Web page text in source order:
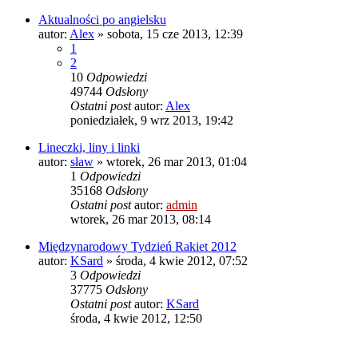
Aktualności po angielsku
autor: Alex » sobota, 15 cze 2013, 12:39
1
2
10 Odpowiedzi
49744 Odsłony
Ostatni postautor: Alex
poniedziałek, 9 wrz 2013, 19:42
Lineczki, liny i linki
autor: sław » wtorek, 26 mar 2013, 01:04
1 Odpowiedzi
35168 Odsłony
Ostatni postautor: admin
wtorek, 26 mar 2013, 08:14
Międzynarodowy Tydzień Rakiet 2012
autor: KSard » środa, 4 kwie 2012, 07:52
3 Odpowiedzi
37775 Odsłony
Ostatni postautor: KSard
środa, 4 kwie 2012, 12:50